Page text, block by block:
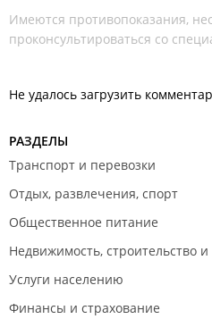
Имеются противопоказания,
проконсультироваться со
Не удалось загрузить
РАЗДЕЛЫ
Транспорт и перевозки
Отдых, развлечения, спорт
Общественное питание
Недвижимость, строительство
Услуги населению
Финансы и страхование